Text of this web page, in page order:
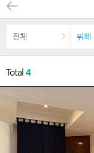
전체 뷔페
Total 4